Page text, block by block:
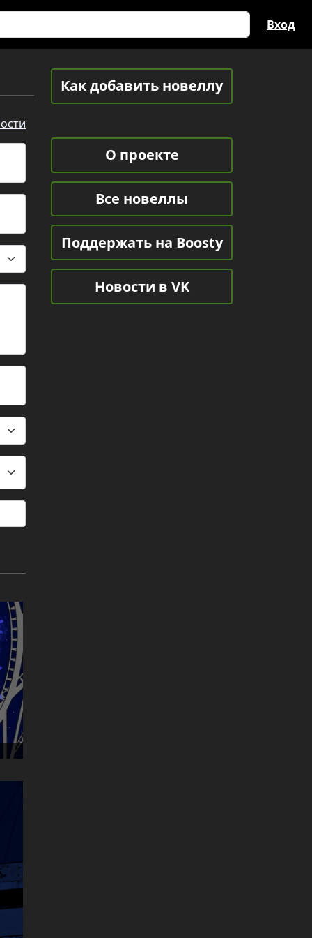
Вход
Как добавить новеллу
О проекте
Все новеллы
Поддержать на Boosty
Новости в VK